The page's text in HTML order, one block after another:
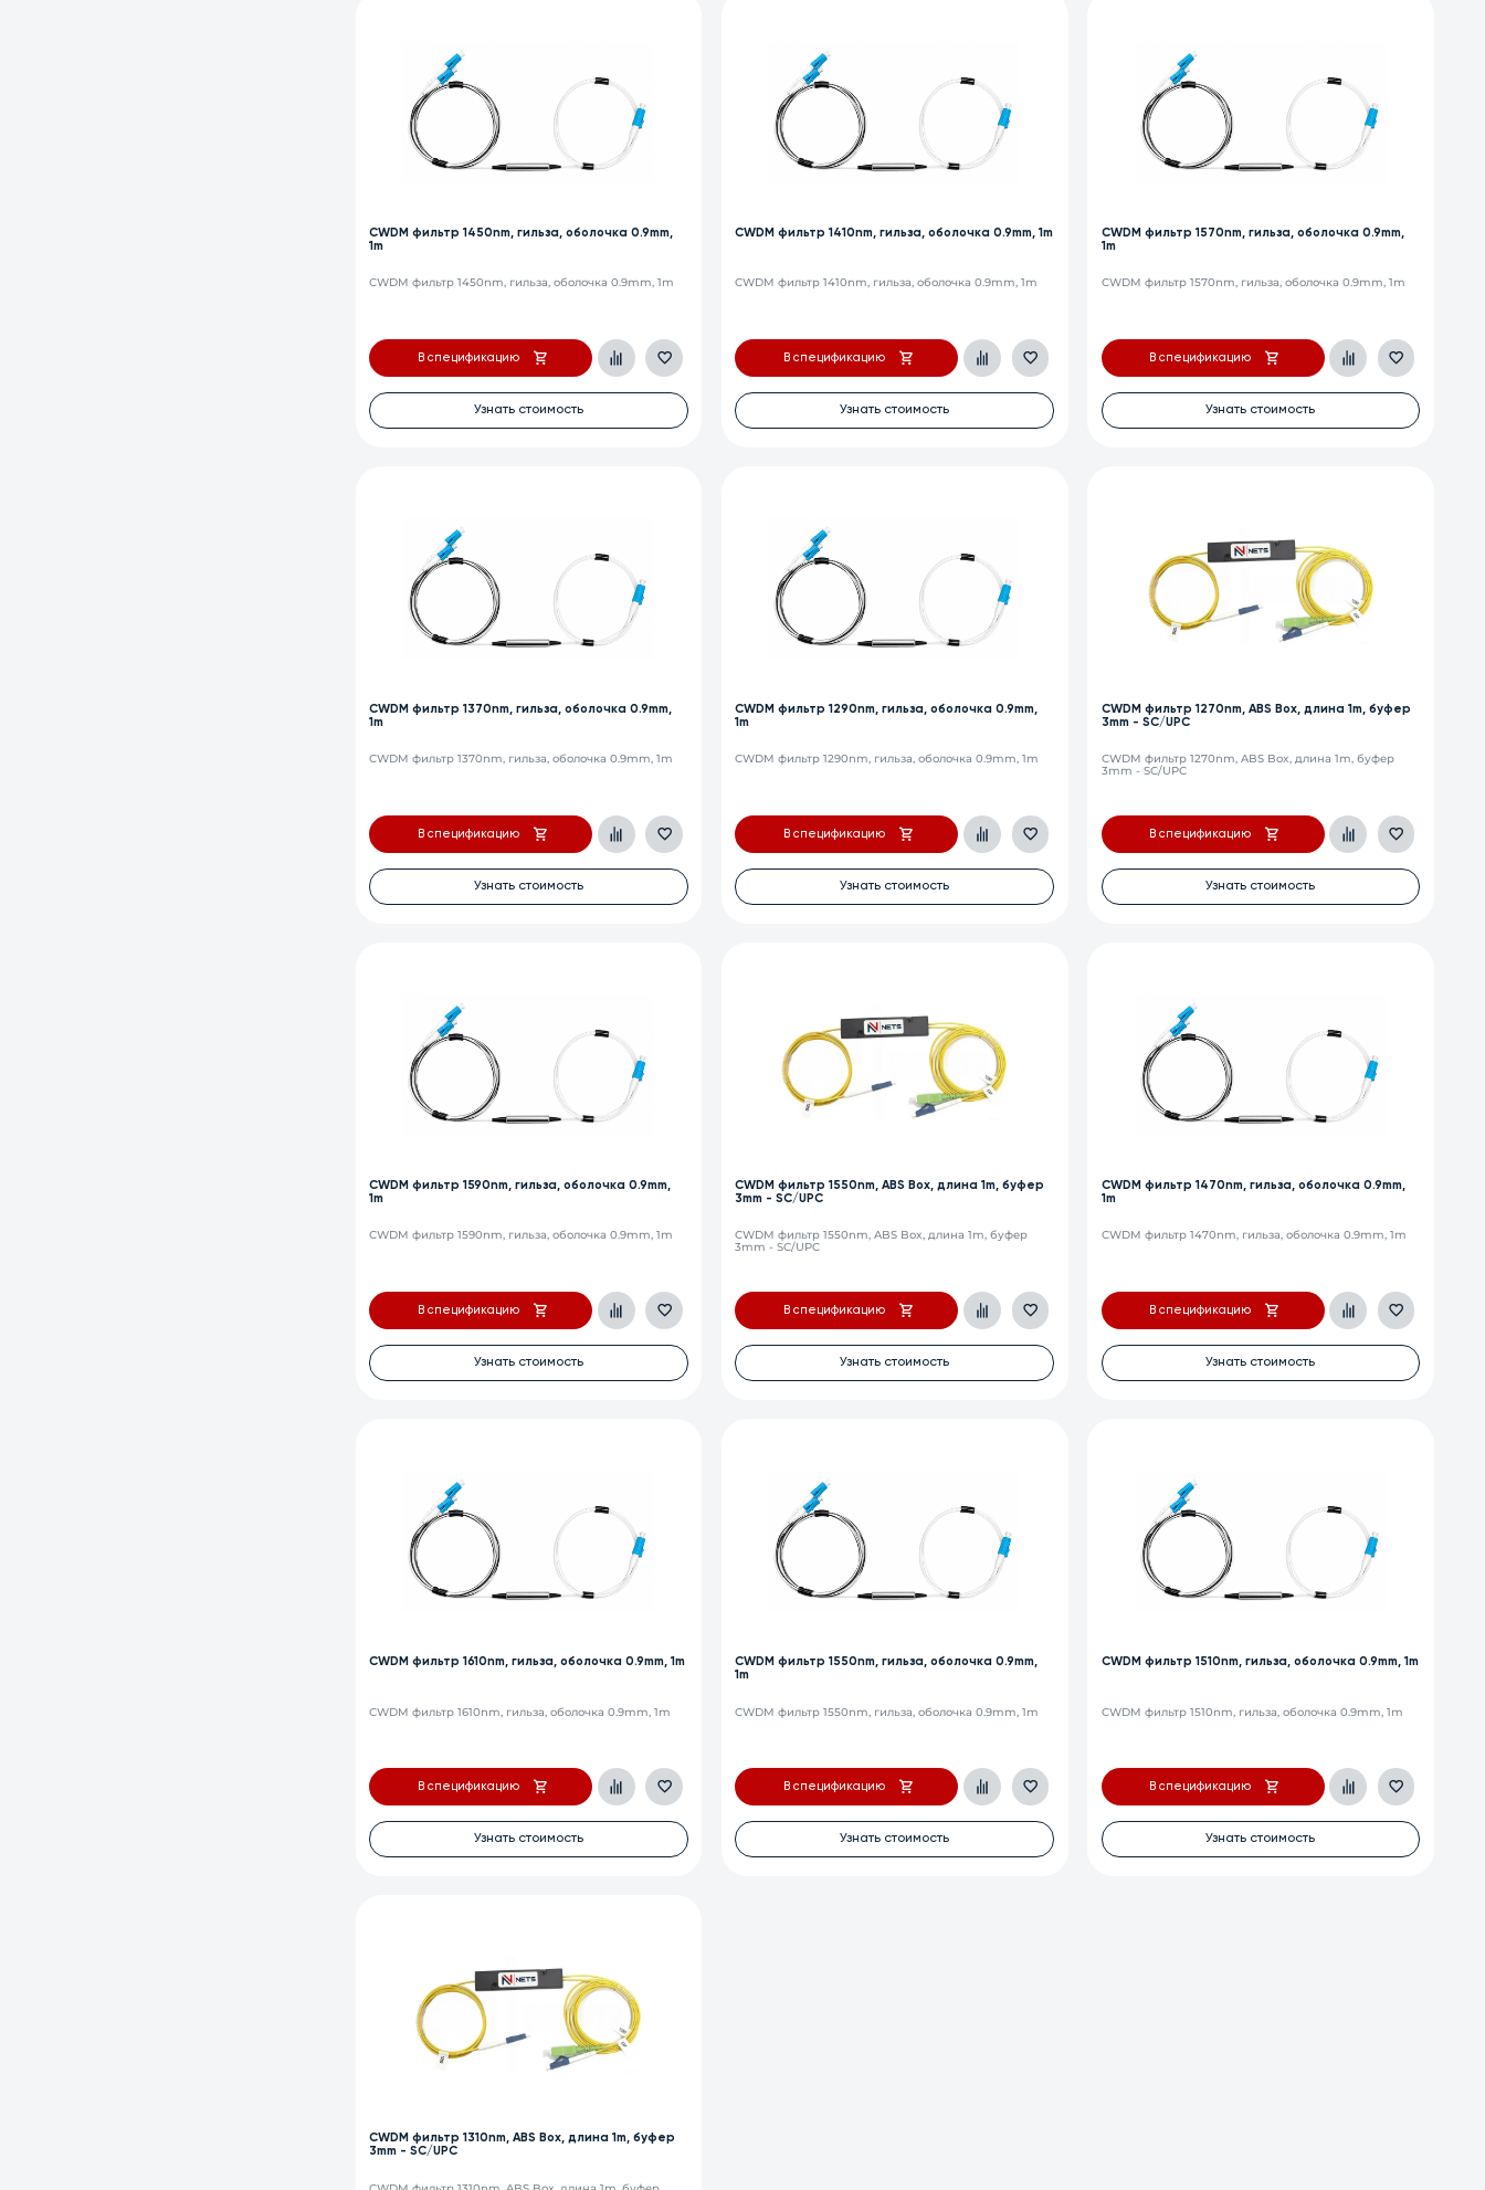
CWDM фильтр 1450nm, гильза, оболочка 0.9mm,
1m
CWDM фильтр 1450nm, гильза, оболочка 0.9mm, 1m
В спецификацию
Узнать стоимость
CWDM фильтр 1410nm, гильза, оболочка 0.9mm, 1m
CWDM фильтр 1410nm, гильза, оболочка 0.9mm, 1m
В спецификацию
Узнать стоимость
CWDM фильтр 1570nm, гильза, оболочка 0.9mm,
1m
CWDM фильтр 1570nm, гильза, оболочка 0.9mm, 1m
В спецификацию
Узнать стоимость
CWDM фильтр 1370nm, гильза, оболочка 0.9mm,
1m
CWDM фильтр 1370nm, гильза, оболочка 0.9mm, 1m
В спецификацию
Узнать стоимость
CWDM фильтр 1290nm, гильза, оболочка 0.9mm,
1m
CWDM фильтр 1290nm, гильза, оболочка 0.9mm, 1m
В спецификацию
Узнать стоимость
CWDM фильтр 1270nm, ABS Box, длина 1m, буфер
3mm - SC/UPC
CWDM фильтр 1270nm, ABS Box, длина 1m, буфер
3mm - SC/UPC
В спецификацию
Узнать стоимость
CWDM фильтр 1590nm, гильза, оболочка 0.9mm,
1m
CWDM фильтр 1590nm, гильза, оболочка 0.9mm, 1m
В спецификацию
Узнать стоимость
CWDM фильтр 1550nm, ABS Box, длина 1m, буфер
3mm - SC/UPC
CWDM фильтр 1550nm, ABS Box, длина 1m, буфер
3mm - SC/UPC
В спецификацию
Узнать стоимость
CWDM фильтр 1470nm, гильза, оболочка 0.9mm,
1m
CWDM фильтр 1470nm, гильза, оболочка 0.9mm, 1m
В спецификацию
Узнать стоимость
CWDM фильтр 1610nm, гильза, оболочка 0.9mm, 1m
CWDM фильтр 1610nm, гильза, оболочка 0.9mm, 1m
В спецификацию
Узнать стоимость
CWDM фильтр 1550nm, гильза, оболочка 0.9mm,
1m
CWDM фильтр 1550nm, гильза, оболочка 0.9mm, 1m
В спецификацию
Узнать стоимость
CWDM фильтр 1510nm, гильза, оболочка 0.9mm, 1m
CWDM фильтр 1510nm, гильза, оболочка 0.9mm, 1m
В спецификацию
Узнать стоимость
CWDM фильтр 1310nm, ABS Box, длина 1m, буфер
3mm - SC/UPC